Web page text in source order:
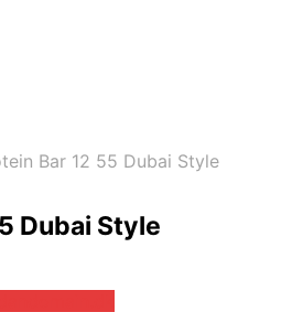
Bar 12 55 Dubai Style
Dubai Style